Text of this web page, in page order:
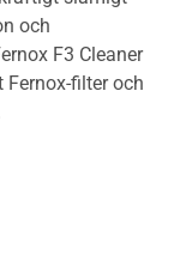
och
F3 Cleaner
Fernox-filter och